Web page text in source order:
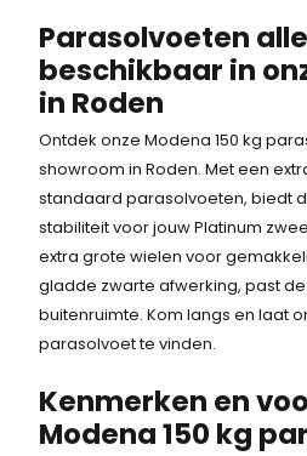
Parasolvoeten
beschikbaar in
in Roden
Ontdek onze Modena 150 kg
showroom in Roden. Met een
standaard parasolvoeten, biedt
stabiliteit voor jouw Platinum
extra grote wielen voor
gladde zwarte afwerking, past
buitenruimte. Kom langs en laat
parasolvoet te vinden.
Kenmerken en
Modena 150 kg